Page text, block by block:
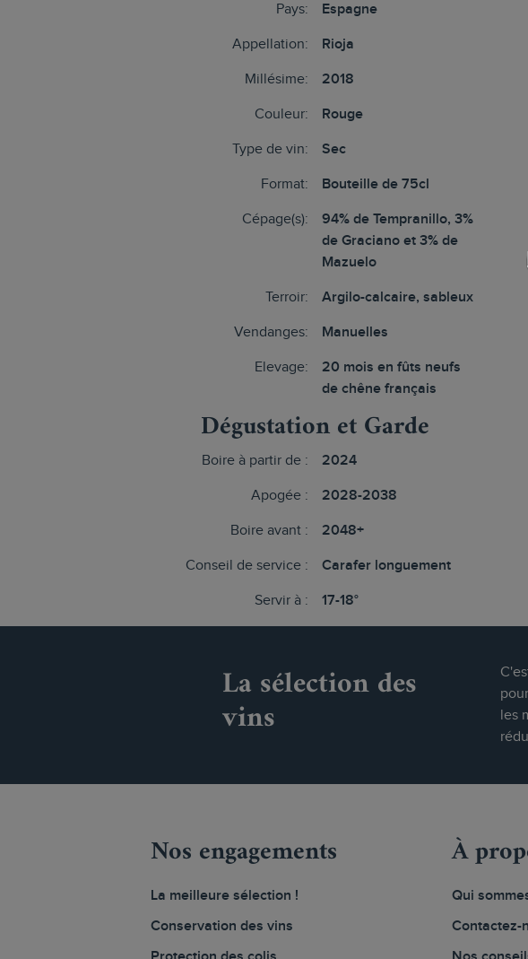
Pays: Espagne
Appellation: Rioja
Millésime: 2018
Couleur: Rouge
Type de vin: Sec
Format: Bouteille de 75cl
Cépage(s):
94% de Tempranillo, 3%
de Graciano et 3% de
Mazuelo
Terroir: Argilo-calcaire, sableux
Vendanges: Manuelles
Elevage:
20 mois en fûts neufs
de chêne français
Dégustation et Garde
Boire à partir de : 2024
Apogée : 2028-2038
Boire avant : 2048+
Conseil de service : Carafer longuement
Servir à : 17-18°
La sélection des
vins
les
Nos engagements
La meilleure sélection !
Conservation des vins
À
Qui
Contactez-